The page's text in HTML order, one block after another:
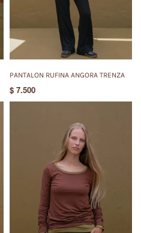
PANTALON RUFINA ANGORA TRENZA
$ 7.500